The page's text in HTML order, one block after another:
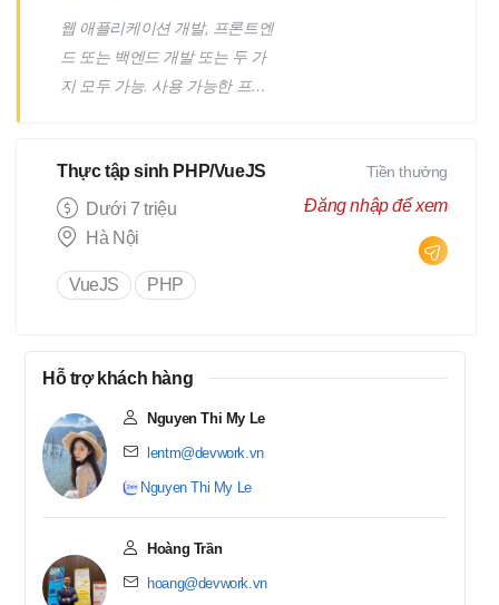
이스 유지 관리, 클린 코드 작성.
현대 기술(Microservices,
Docker, Kubernetes)을 시스템에
웹 애플리케이션 개발, 프론트엔
드 또는 백엔드 개발 또는 두 가
지 모두 가능. 사용 가능한 프로
Xampp, MariaDB 등. 회계, 프로
젝트 관리, 기업 관리(ERP), 고객
관계 관리(CRM), 프로젝트 관리
와 같은 소프트웨어 관리 제품
Thực tập sinh PHP/VueJS
Dưới 7 triệu
Hà Nội
VueJS PHP
Tiền thưởng
Đăng nhập để xem
Hỗ trợ khách hàng
Nguyen Thi My Le
lentm@devwork.vn
Nguyen Thi My Le
Hoàng Trần
hoang@devwork.vn